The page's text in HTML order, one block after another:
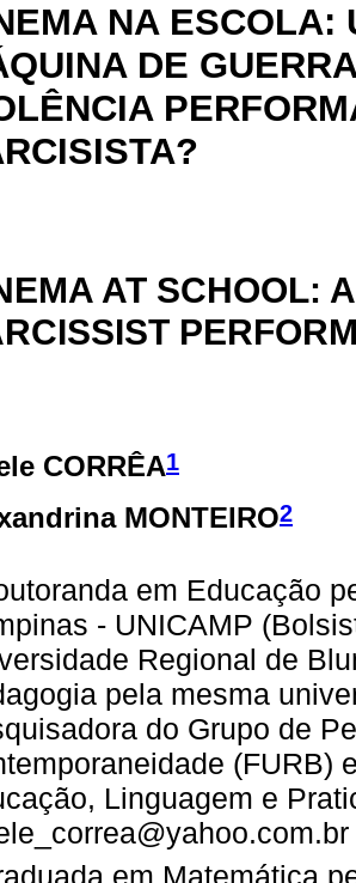
NA ESCOLA:
DE
AT SCHOOL:
CORRÊA1
MONTEIRO2
em Educação
- UNICAMP
Regional de
pela mesma
do Grupo de
(FURB)
Linguagem e
em Matemática